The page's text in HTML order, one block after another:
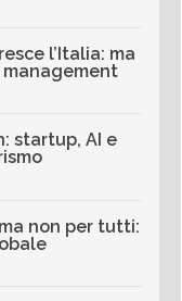
l’Italia: ma
startup, AI e
non per tutti: